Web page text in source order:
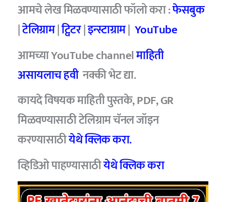
आमचे लेख मिळवण्यासाठी फॉलो करा :फेसबुक
|टेलिग्राम|ट्विटर|इन्स्टाग्राम| YouTube
आमच्या YouTube channelमाहिती
असायलाच हवीनक्की भेट द्या.
कायदे विषयक माहिती पुस्तके, PDF, GR
मिळवण्यासाठी टेलिग्राम चॅनल जॉइन
करण्यासाठीयेथे क्लिक करा.
व्हिडिओ पाहण्यासाठीयेथे क्लिक करा